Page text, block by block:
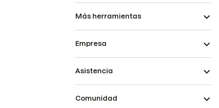
Más herramientas
Empresa
Asistencia
Comunidad